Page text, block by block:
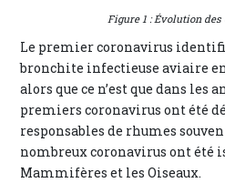
Figure 1 : Évolution
Le premier coronavirus
bronchite infectieuse aviaire en
alors que ce n’est que dans les
premiers coronavirus ont été
responsables de rhumes
nombreux coronavirus ont été
Mammifères et les Oiseaux.